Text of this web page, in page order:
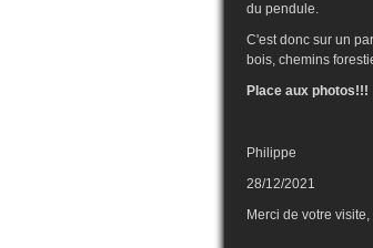
du pendule.
C'est donc sur un
bois, chemins
Place aux photos!!!
Philippe
28/12/2021
Merci de votre